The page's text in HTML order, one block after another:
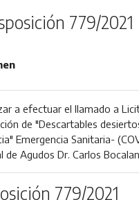
779/2021
a efectuar el llamado a
de "Descartables
Emergencia Sanitaria-
de Agudos Dr. Carlos
779/2021